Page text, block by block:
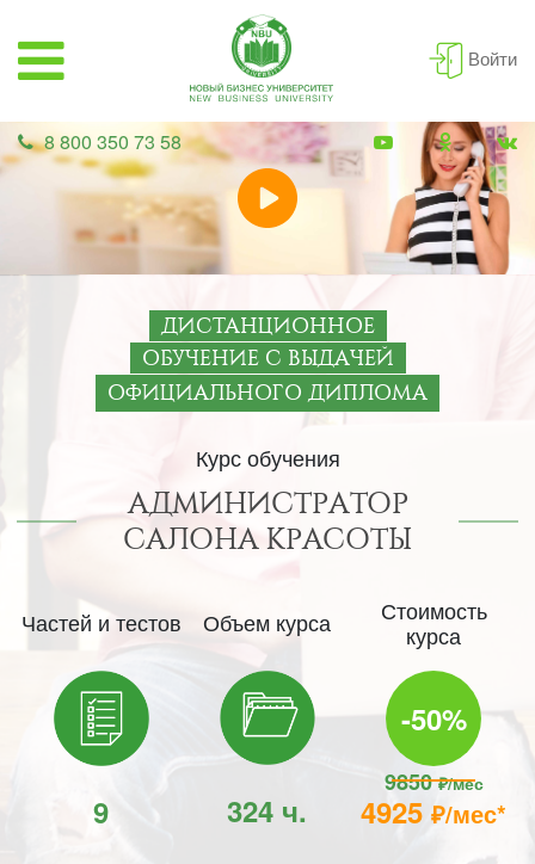
Войти
8 800 350 73 58
ДИСТАНЦИОННОЕ
ОБУЧЕНИЕ С ВЫДАЧЕЙ
ОФИЦИАЛЬНОГО ДИПЛОМА
Курс обучения
АДМИНИСТРАТОР
САЛОНА КРАСОТЫ
Частей и тестов
9
Объем курса
324 ч.
Стоимость
курса
-50%
9850₽/мес
4925₽/мес*